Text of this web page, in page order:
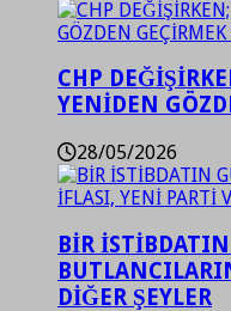
CHP
YENİDEN
28/05/2026
BİR
DİĞER ŞEYLER